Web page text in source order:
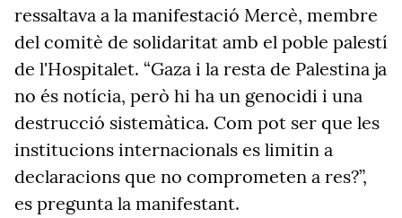
ressaltava a la manifestació Mercè, membre
del comitè de solidaritat amb el poble palestí
de l'Hospitalet. “Gaza i la resta de Palestina ja
no és notícia, però hi ha un genocidi i una
destrucció sistemàtica. Com pot ser que les
institucions internacionals es limitin a
declaracions que no comprometen a res?”,
es pregunta la manifestant.